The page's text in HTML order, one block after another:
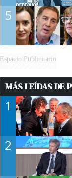
5
Espacio Publicitario
MÁS LEÍDAS DE
1
2